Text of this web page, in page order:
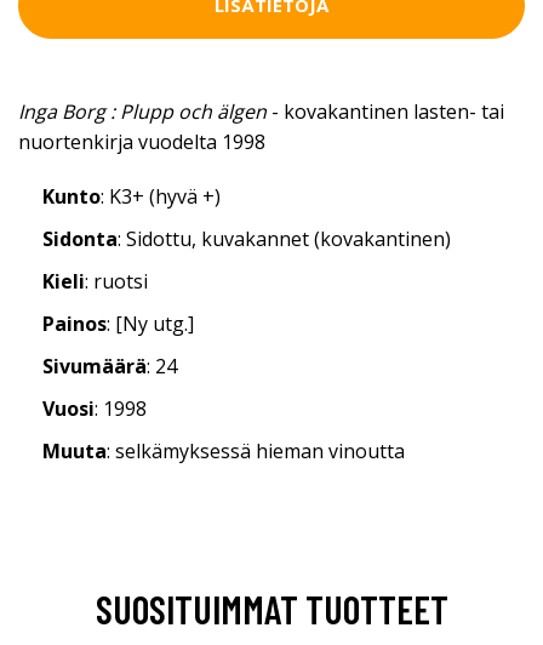
LISÄTIETOJA
Inga Borg : Plupp och älgen - kovakantinen lasten- tai
nuortenkirja vuodelta 1998
Kunto: K3+ (hyvä +)
Sidonta: Sidottu, kuvakannet (kovakantinen)
Kieli: ruotsi
Painos: [Ny utg.]
Sivumäärä: 24
Vuosi: 1998
Muuta: selkämyksessä hieman vinoutta
SUOSITUIMMAT TUOTTEET